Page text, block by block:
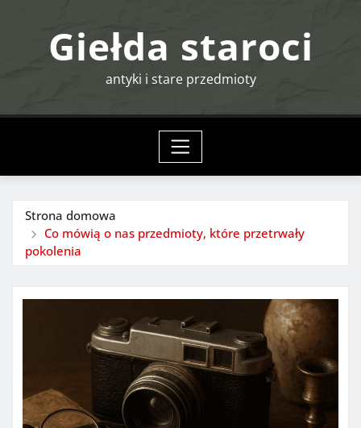
Giełda staroci
antyki i stare przedmioty
Strona domowa
Co mówią o nas przedmioty, które przetrwały
pokolenia